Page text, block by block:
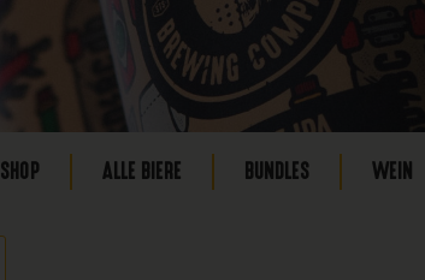
SHOP ALLE BIERE BUNDLES WEIN